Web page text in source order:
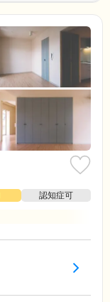
認知症可